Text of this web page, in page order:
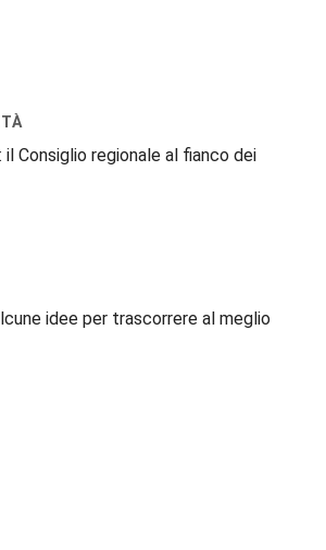
Consiglio regionale al fianco dei
idee per trascorrere al meglio